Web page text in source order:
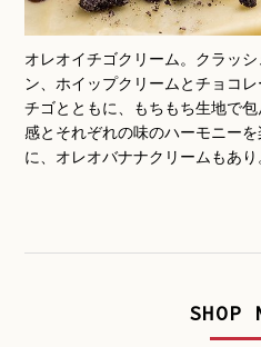
オレオイチゴクリーム。クラッ
ン、ホイップクリームとチョコ
チゴとともに、もちもち生地で
感とそれぞれの味のハーモニー
に、オレオバナナクリームもあり
SHOP